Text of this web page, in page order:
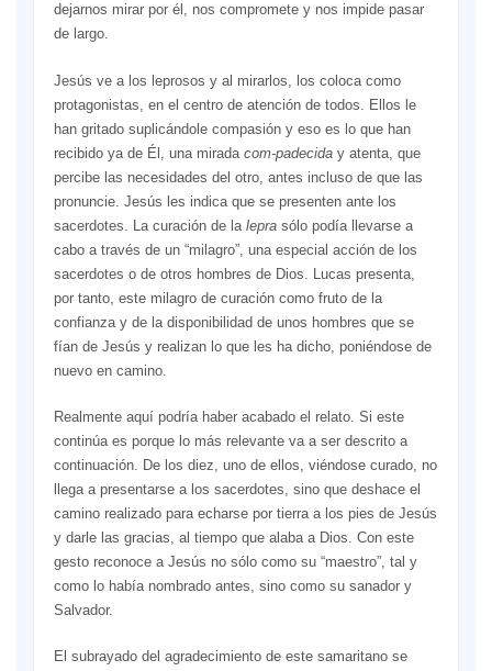
dejarnos mirar por él, nos compromete y nos impide pasar
de largo.
Jesús ve a los leprosos y al mirarlos, los coloca como
protagonistas, en el centro de atención de todos. Ellos le
han gritado suplicándole compasión y eso es lo que han
recibido ya de Él, una mirada com-padeciday atenta, que
percibe las necesidades del otro, antes incluso de que las
pronuncie. Jesús les indica que se presenten ante los
sacerdotes. La curación de la leprasólo podía llevarse a
cabo a través de un “milagro”, una especial acción de los
sacerdotes o de otros hombres de Dios. Lucas presenta,
por tanto, este milagro de curación como fruto de la
confianza y de la disponibilidad de unos hombres que se
fían de Jesús y realizan lo que les ha dicho, poniéndose de
nuevo en camino.
Realmente aquí podría haber acabado el relato. Si este
continúa es porque lo más relevante va a ser descrito a
continuación. De los diez, uno de ellos, viéndose curado, no
llega a presentarse a los sacerdotes, sino que deshace el
camino realizado para echarse por tierra a los pies de Jesús
y darle las gracias, al tiempo que alaba a Dios. Con este
gesto reconoce a Jesús no sólo como su “maestro”, tal y
como lo había nombrado antes, sino como su sanador y
Salvador.
El subrayado del agradecimiento de este samaritano se